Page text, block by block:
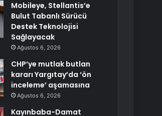
Mobileye, Stellantis’e
Bulut Tabanlı Sürücü
Destek Teknolojisi
Sağlayacak
Ağustos 6, 2026
CHP’ye mutlak butlan
kararı Yargıtay’da ‘ön
inceleme’ aşamasına
Ağustos 6, 2026
Kayınbaba-Damat